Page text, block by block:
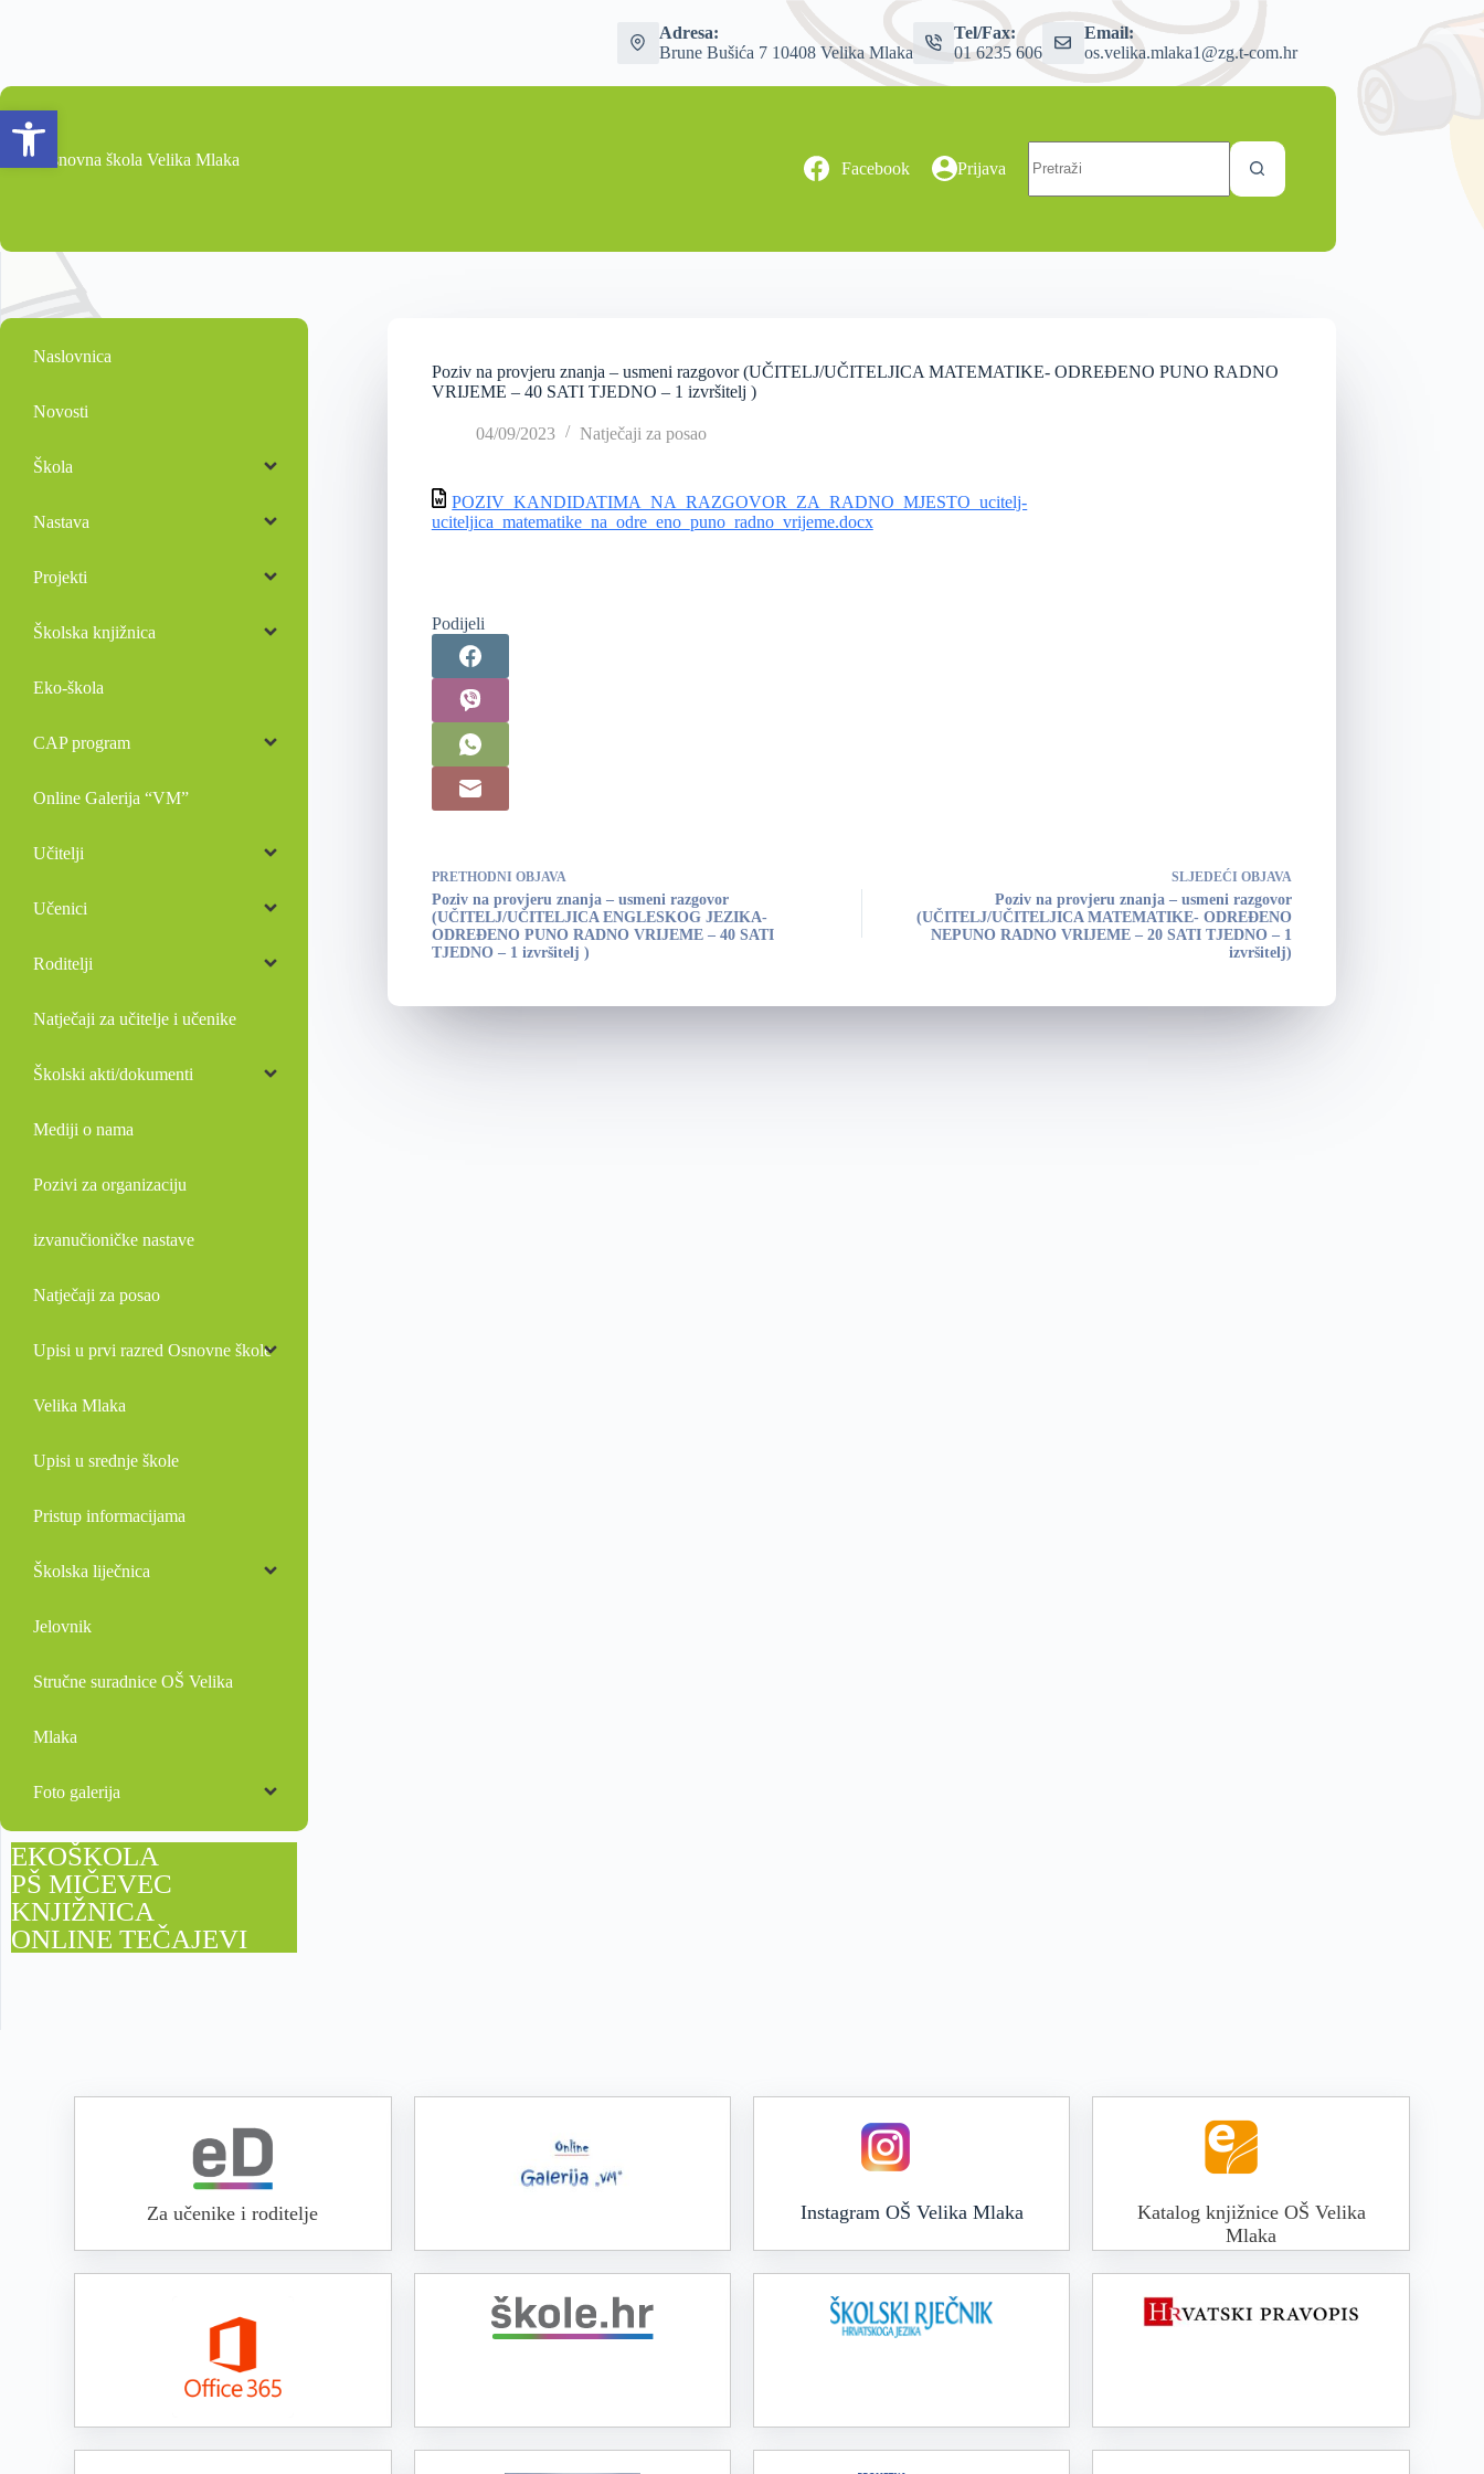
Open toolbar
Adresa:
Brune Bušića 7 10408 Velika Mlaka
Tel/Fax:
01 6235 606
Email:
os.velika.mlaka1@zg.t-com.hr
Osnovna škola Velika Mlaka Facebook Prijava
Poziv na provjeru znanja – usmeni razgovor (UČITELJ/UČITELJICA MATEMATIKE- ODREĐENO PUNO RADNO
VRIJEME – 40 SATI TJEDNO – 1 izvršitelj )
04/09/2023 Natječaji za posao
POZIV_KANDIDATIMA_NA_RAZGOVOR_ZA_RADNO_MJESTO_ucitelj-
uciteljica_matematike_na_odre_eno_puno_radno_vrijeme.docx
Podijeli
PRETHODNI OBJAVA
Poziv na provjeru znanja – usmeni razgovor
(UČITELJ/UČITELJICA ENGLESKOG JEZIKA-
ODREĐENO PUNO RADNO VRIJEME – 40 SATI
TJEDNO – 1 izvršitelj )
SLJEDEĆI OBJAVA
Poziv na provjeru znanja – usmeni razgovor
(UČITELJ/UČITELJICA MATEMATIKE- ODREĐENO
NEPUNO RADNO VRIJEME – 20 SATI TJEDNO – 1
izvršitelj)
Naslovnica
Novosti
Škola
Nastava
Projekti
Školska knjižnica
Eko-škola
CAP program
Online Galerija “VM”
Učitelji
Učenici
Roditelji
Natječaji za učitelje i učenike
Školski akti/dokumenti
Mediji o nama
Pozivi za organizaciju
izvanučioničke nastave
Natječaji za posao
Upisi u prvi razred Osnovne škole
Velika Mlaka
Upisi u srednje škole
Pristup informacijama
Školska liječnica
Jelovnik
Stručne suradnice OŠ Velika
Mlaka
Foto galerija
EKOŠKOLA
PŠ MIČEVEC
KNJIŽNICA
ONLINE TEČAJEVI
Za učenike i roditelje Instagram OŠ Velika Mlaka
Katalog knjižnice OŠ Velika
Mlaka